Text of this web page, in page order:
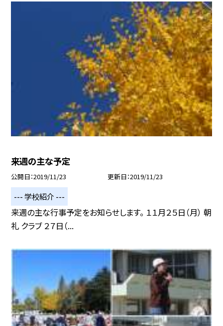
来週の主な予定
公開日 2019/11/23 更新日 2019/11/23
--- 学校紹介 ---
来週の主な行事予定をお知らせします。 １１月２５日（月） 朝
礼 クラブ ２７日（...